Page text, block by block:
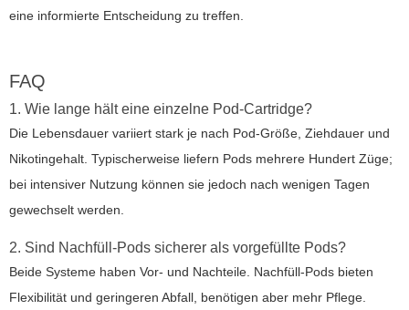
eine informierte Entscheidung zu treffen.
FAQ
1. Wie lange hält eine einzelne Pod-Cartridge?
Die Lebensdauer variiert stark je nach Pod-Größe, Ziehdauer und
Nikotingehalt. Typischerweise liefern Pods mehrere Hundert Züge;
bei intensiver Nutzung können sie jedoch nach wenigen Tagen
gewechselt werden.
2. Sind Nachfüll-Pods sicherer als vorgefüllte Pods?
Beide Systeme haben Vor- und Nachteile. Nachfüll-Pods bieten
Flexibilität und geringeren Abfall, benötigen aber mehr Pflege.